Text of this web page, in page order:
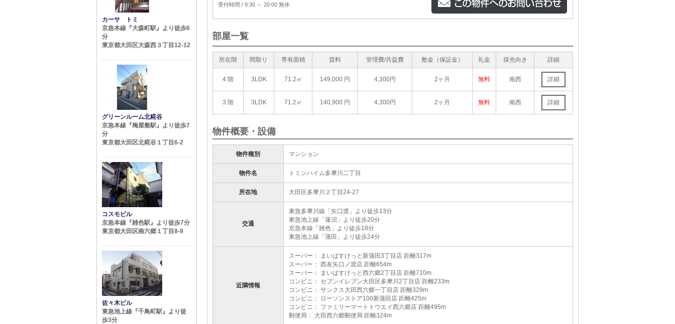
受付時間 / 9:30 ～ 20:00 無休
部屋一覧
所在階 間取り 専有面積 賃料 管理費/共益費 敷金（保証金） 礼金 採光向き 詳細
4 階 3LDK 71.2㎡ 149,000 円 4,300円 2ヶ月 無料 南西 詳細
3 階 3LDK 71.2㎡ 140,900 円 4,300円 2ヶ月 無料 南西 詳細
物件概要・設備
物件種別 マンション
物件名 トミンハイム多摩川二丁目
所在地 大田区多摩川２丁目24-27
交通
東急多摩川線「矢口渡」より徒歩13分
東急池上線「蓮沼」より徒歩20分
京急本線「雑色」より徒歩18分
東急池上線「蒲田」より徒歩24分
近隣情報
スーパー： まいばすけっと新蒲田3丁目店 距離317m
スーパー： 西友矢口ノ渡店 距離654m
スーパー： まいばすけっと西六郷2丁目店 距離710m
コンビニ： セブンイレブン大田区多摩川2丁目店 距離233m
コンビニ： サンクス大田西六郷一丁目店 距離329m
コンビニ： ローソンストア100新蒲田店 距離425m
コンビニ： ファミリーマートトウエイ西六郷店 距離495m
郵便局： 大田西六郷郵便局 距離324m
カーサ トミ
京急本線『大森町駅』より徒歩6
分
東京都大田区大森西３丁目12-12
グリーンルーム北糀谷
京急本線『梅屋敷駅』より徒歩7
分
東京都大田区北糀谷１丁目6-2
コスモビル
京急本線『雑色駅』より徒歩7分
東京都大田区南六郷１丁目8-9
佐々木ビル
東急池上線『千鳥町駅』より徒
歩3分